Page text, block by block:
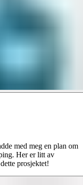
med meg en plan om
Her er litt av
prosjektet!